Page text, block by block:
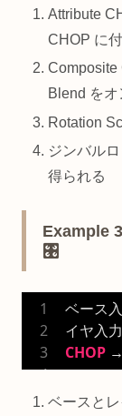
Attribute
CHOP に
Composite
Blend をオ
Rotation
ジンバル
得られる
Example
🎛️
ベース
イヤ入
CHOP →
ベースと